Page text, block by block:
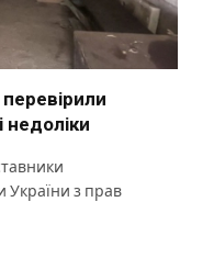
недоліки
України з прав